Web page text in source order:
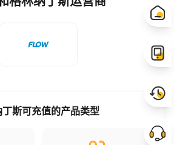
斯可充值的产品类型